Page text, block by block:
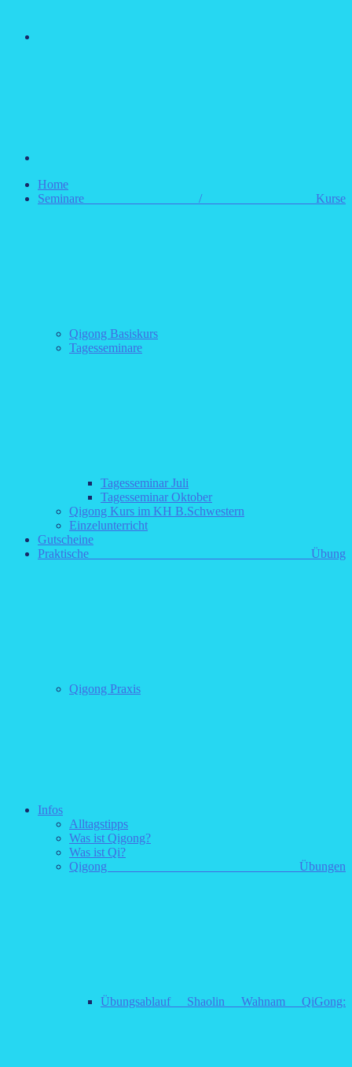
Home
Seminare / Kurse
Qigong Basiskurs
Tagesseminare
Tagesseminar Juli
Tagesseminar Oktober
Qigong Kurs im KH B.Schwestern
Einzelunterricht
Gutscheine
Praktische Übung
Qigong Praxis
Infos
Alltagstipps
Was ist Qigong?
Was ist Qi?
Qigong Übungen
Übungsablauf Shaolin Wahnam QiGong: